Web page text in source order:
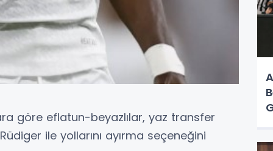
göre eflatun-beyazlılar, yaz transfer
ile yollarını ayırma seçeneğini